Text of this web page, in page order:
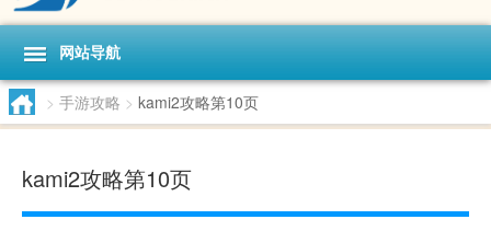
网站导航
> 手游攻略 > kami2攻略第10页
kami2攻略第10页